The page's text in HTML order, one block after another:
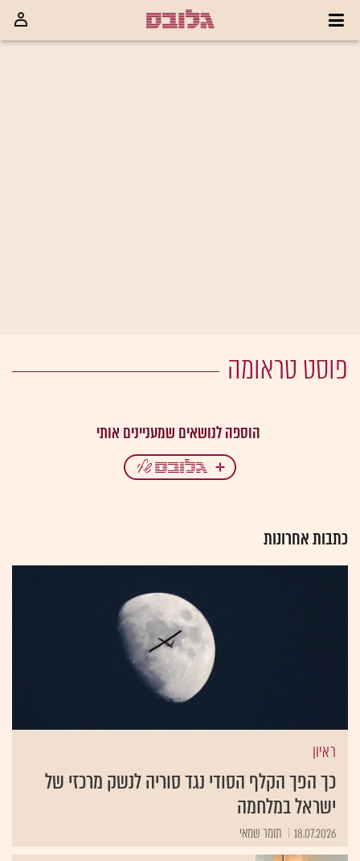
פוסט טראומה
כתבות אחרונות
ראיון
כך הפך הקלף הסודי נגד סוריה לנשק מרכזי של
ישראל במלחמה
18.07.2026 תומר שמאי